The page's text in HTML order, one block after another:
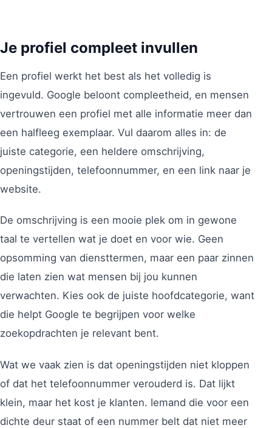
Je profiel compleet invullen
Een profiel werkt het best als het volledig is
ingevuld. Google beloont compleetheid, en mensen
vertrouwen een profiel met alle informatie meer dan
een halfleeg exemplaar. Vul daarom alles in: de
juiste categorie, een heldere omschrijving,
openingstijden, telefoonnummer, en een link naar je
website.
De omschrijving is een mooie plek om in gewone
taal te vertellen wat je doet en voor wie. Geen
opsomming van diensttermen, maar een paar zinnen
die laten zien wat mensen bij jou kunnen
verwachten. Kies ook de juiste hoofdcategorie, want
die helpt Google te begrijpen voor welke
zoekopdrachten je relevant bent.
Wat we vaak zien is dat openingstijden niet kloppen
of dat het telefoonnummer verouderd is. Dat lijkt
klein, maar het kost je klanten. Iemand die voor een
dichte deur staat of een nummer belt dat niet meer